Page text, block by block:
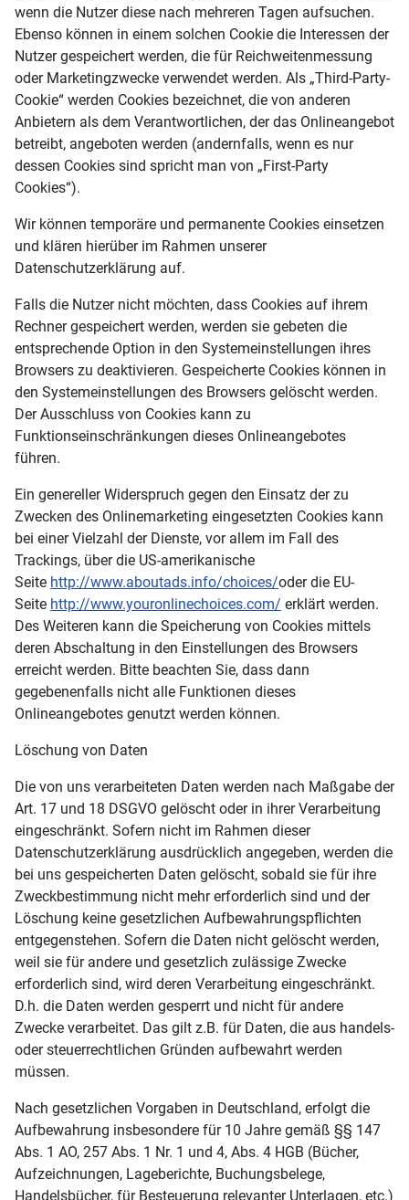
wenn die Nutzer diese nach mehreren Tagen aufsuchen.
Ebenso können in einem solchen Cookie die Interessen der
Nutzer gespeichert werden, die für Reichweitenmessung
oder Marketingzwecke verwendet werden. Als „Third-Party-
Cookie“ werden Cookies bezeichnet, die von anderen
Anbietern als dem Verantwortlichen, der das Onlineangebot
betreibt, angeboten werden (andernfalls, wenn es nur
dessen Cookies sind spricht man von „First-Party
Cookies“).
Wir können temporäre und permanente Cookies einsetzen
und klären hierüber im Rahmen unserer
Datenschutzerklärung auf.
Falls die Nutzer nicht möchten, dass Cookies auf ihrem
Rechner gespeichert werden, werden sie gebeten die
entsprechende Option in den Systemeinstellungen ihres
Browsers zu deaktivieren. Gespeicherte Cookies können in
den Systemeinstellungen des Browsers gelöscht werden.
Der Ausschluss von Cookies kann zu
Funktionseinschränkungen dieses Onlineangebotes
führen.
Ein genereller Widerspruch gegen den Einsatz der zu
Zwecken des Onlinemarketing eingesetzten Cookies kann
bei einer Vielzahl der Dienste, vor allem im Fall des
Trackings, über die US-amerikanische
Seite http://www.aboutads.info/choices/oder die EU-
Seite http://www.youronlinechoices.com/ erklärt werden.
Des Weiteren kann die Speicherung von Cookies mittels
deren Abschaltung in den Einstellungen des Browsers
erreicht werden. Bitte beachten Sie, dass dann
gegebenenfalls nicht alle Funktionen dieses
Onlineangebotes genutzt werden können.
Löschung von Daten
Die von uns verarbeiteten Daten werden nach Maßgabe der
Art. 17 und 18 DSGVO gelöscht oder in ihrer Verarbeitung
eingeschränkt. Sofern nicht im Rahmen dieser
Datenschutzerklärung ausdrücklich angegeben, werden die
bei uns gespeicherten Daten gelöscht, sobald sie für ihre
Zweckbestimmung nicht mehr erforderlich sind und der
Löschung keine gesetzlichen Aufbewahrungspflichten
entgegenstehen. Sofern die Daten nicht gelöscht werden,
weil sie für andere und gesetzlich zulässige Zwecke
erforderlich sind, wird deren Verarbeitung eingeschränkt.
D.h. die Daten werden gesperrt und nicht für andere
Zwecke verarbeitet. Das gilt z.B. für Daten, die aus handels-
oder steuerrechtlichen Gründen aufbewahrt werden
müssen.
Nach gesetzlichen Vorgaben in Deutschland, erfolgt die
Aufbewahrung insbesondere für 10 Jahre gemäß §§ 147
Abs. 1 AO, 257 Abs. 1 Nr. 1 und 4, Abs. 4 HGB (Bücher,
Aufzeichnungen, Lageberichte, Buchungsbelege,
Handelsbücher, für Besteuerung relevanter Unterlagen, etc.)